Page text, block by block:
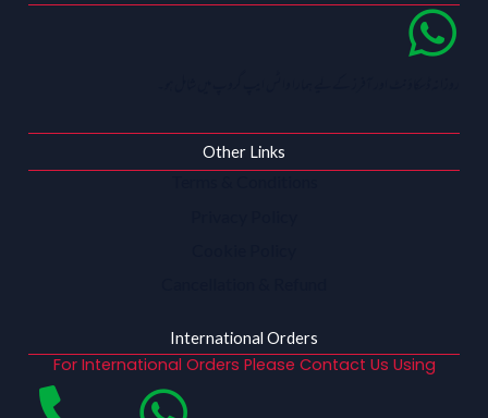
Other Links
International Orders
For International Orders Please Contact Us Using